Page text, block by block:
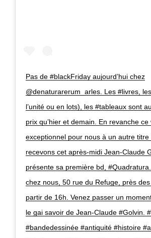
Pas de #blackFriday aujourd’hui chez
@denaturarerum_arles. Les #livres,
l’unité ou en lots), les #tableaux sont
prix qu’hier et demain. En revanche
exceptionnel pour nous à un autre titre
recevons cet après-midi Jean-Claude
présente sa première bd,
chez nous, 50 rue du Refuge, près
partir de 16h. Venez passer un
le gai savoir de Jean-Claude #Golvin.
#bandedessinée #antiquité #histoire